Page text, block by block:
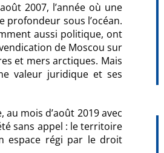
2007, l’année où une
profondeur sous l’océan.
aussi politique, ont
de Moscou sur
et mers arctiques. Mais
valeur juridique et ses
mois d’août 2019 avec
sans appel : le territoire
espace régi par le droit